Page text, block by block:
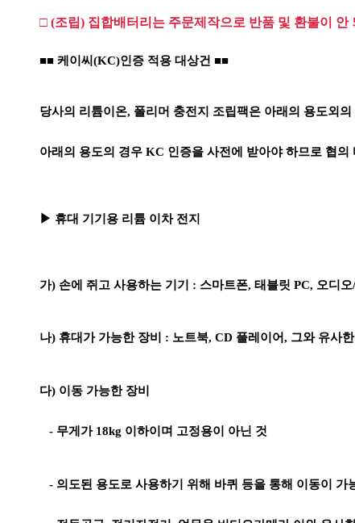
□ (조립) 집합배터리는 주문제작으로 반품 및 환불이 안
■■ 케이씨(KC)인증 적용 대상건 ■■
당사의 리튬이온, 폴리머 충전지 조립팩은 아래의 용도외
아래의 용도의 경우 KC 인증을 사전에 받아야 하므로 협의
▶ 휴대 기기용 리튬 이차 전지
가) 손에 쥐고 사용하는 기기 : 스마트폰, 태블릿 PC, 오디
나) 휴대가 가능한 장비 : 노트북, CD 플레이어, 그와 유사한
다) 이동 가능한 장비
- 무게가 18kg 이하이며 고정용이 아닌 것
- 의도된 용도로 사용하기 위해 바퀴 등을 통해 이동이 가